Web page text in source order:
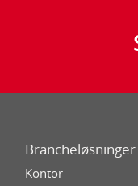
Brancheløsninger
Kontor